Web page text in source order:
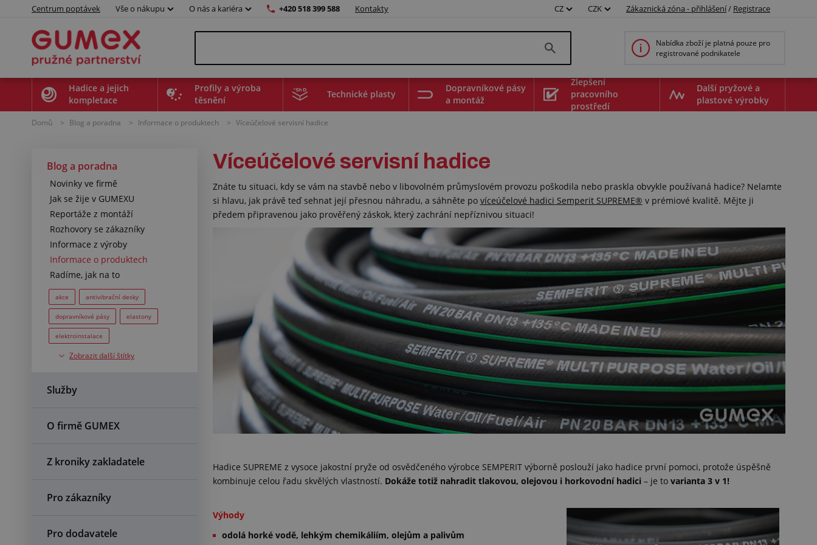
Centrum poptávek Vše o nákupu O nás a kariéra +420 518 399 588 Kontakty CZ CZK Zákaznická zóna - přihlášení/ Registrace
Nabídka zboží je platná pouze pro
registrované podnikatele
Hadice a jejich
kompletace
Profily a výroba
těsnění
Technické plasty
Dopravníkové pásy
a montáž
Zlepšení
pracovního
prostředí
Další pryžové a
plastové výrobky
Domů > Blog a poradna > Informace o produktech > Víceúčelové servisní hadice
Blog a poradna
Novinky ve firmě
Jak se žije v GUMEXU
Reportáže z montáží
Rozhovory se zákazníky
Informace z výroby
Informace o produktech
Radíme, jak na to
akce antivibrační desky
dopravníkové pásy elastony
elektroinstalace
elektroizolanty EPE pěny
filtry
pěnové výplně kufrů
podlahy polyuretan
Zobrazit další štítky
Služby
O firmě GUMEX
Z kroniky zakladatele
Pro zákazníky
Pro dodavatele
Víceúčelové servisní hadice
Znáte tu situaci, kdy se vám na stavbě nebo v libovolném průmyslovém provozu poškodila nebo praskla obvykle používaná hadice? Nelamte
si hlavu, jak právě teď sehnat její přesnou náhradu, a sáhněte po víceúčelové hadici Semperit SUPREME® v prémiové kvalitě. Mějte ji
předem připravenou jako prověřený záskok, který zachrání nepříznivou situaci!
Hadice SUPREME z vysoce jakostní pryže od osvědčeného výrobce SEMPERIT výborně poslouží jako hadice první pomoci, protože úspěšně
kombinuje celou řadu skvělých vlastností. Dokáže totiž nahradit tlakovou, olejovou i horkovodní hadici – je tovarianta 3 v 1!
Výhody
odolá horké vodě, lehkým chemikáliím, olejům a palivům